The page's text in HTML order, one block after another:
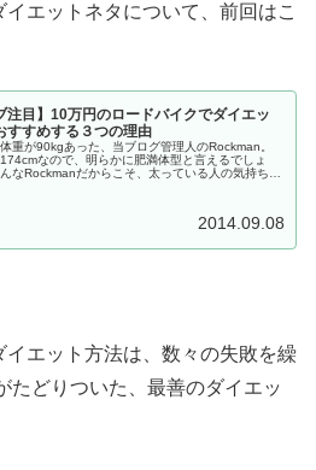
エットネタについて、前回はこ
注目】10万円のロードバイクでダイエッ
すすめする３つの理由
重が90kgあった、当ブログ管理人のRockman。
なので、明らかに肥満体型と言えるでしょ
なRockmanだからこそ、太っている人の気持ちが
2014.09.08
イエット方法は、数々の失敗を繰
たどりついた、最善のダイエッ